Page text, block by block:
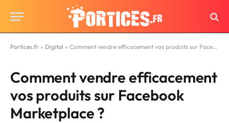
Portices.fr » Digital » Comment vendre efficacement vos produits sur Facebook Marketplace ?
Comment vendre efficacement
vos produits sur Facebook
Marketplace ?